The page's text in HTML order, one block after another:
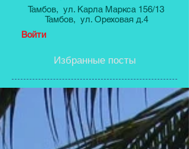
Тамбов, ул. Карла Маркса 156/13
Тамбов, ул. Ореховая д.4
Войти
Избранные посты